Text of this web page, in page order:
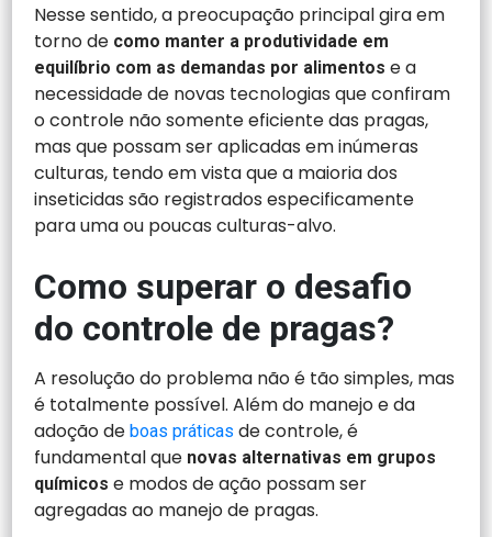
Nesse sentido, a preocupação principal gira em
torno de como manter a produtividade em
equilíbrio com as demandas por alimentos e a
necessidade de novas tecnologias que confiram
o controle não somente eficiente das pragas,
mas que possam ser aplicadas em inúmeras
culturas, tendo em vista que a maioria dos
inseticidas são registrados especificamente
para uma ou poucas culturas-alvo.
Como superar o desafio
do controle de pragas?
A resolução do problema não é tão simples, mas
é totalmente possível. Além do manejo e da
adoção deboas práticas de controle, é
fundamental que novas alternativas em grupos
químicos e modos de ação possam ser
agregadas ao manejo de pragas.